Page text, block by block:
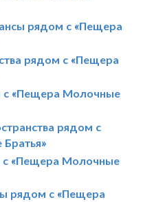
рядом с «Пещера
рядом с «Пещера
с «Пещера Молочные
рядом с
с «Пещера Молочные
рядом с «Пещера